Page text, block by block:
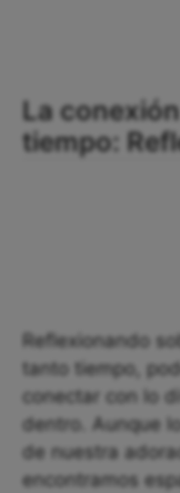
La
tiempo:
Reflexionando
tanto tiempo,
conectar con lo
dentro. Aunque
de nuestra
encontramos